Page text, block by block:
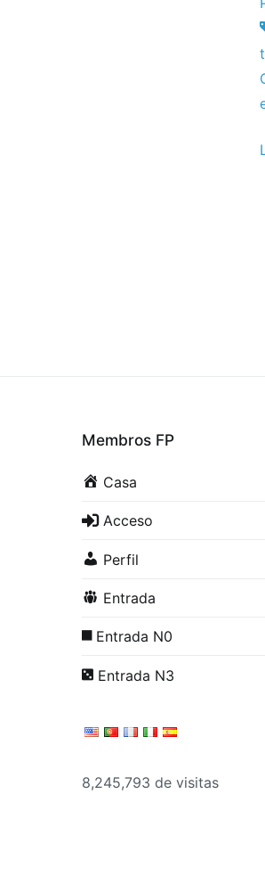
Membros FP
Casa
Acceso
Perfil
Entrada
Entrada N0
Entrada N3
8,245,793 de visitas